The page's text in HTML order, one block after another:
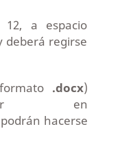
a espacio
deberá regirse
.docx)
en
hacerse